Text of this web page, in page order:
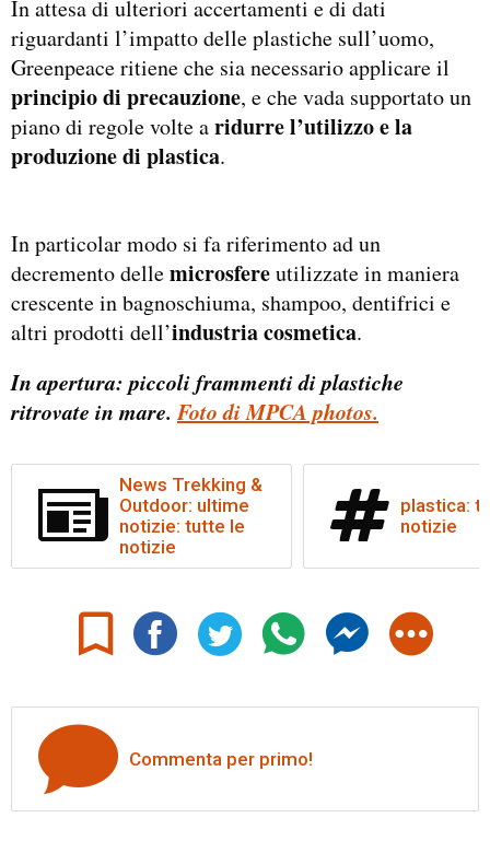
In attesa di ulteriori accertamenti e di dati
riguardanti l’impatto delle plastiche sull’uomo,
Greenpeace ritiene che sia necessario applicare il
principio di precauzione, e che vada supportato un
piano di regole volte aridurre l’utilizzo e la
produzione di plastica.
In particolar modo si fa riferimento ad un
decremento dellemicrosfereutilizzate in maniera
crescente in bagnoschiuma, shampoo, dentifrici e
altri prodotti dell’industria cosmetica.
In apertura: piccoli frammenti di plastiche
ritrovate in mare.Foto di MPCA photos.
News Trekking &
Outdoor: ultime
notizie: tutte le
notizie
plastica:
notizie
Commenta per primo!